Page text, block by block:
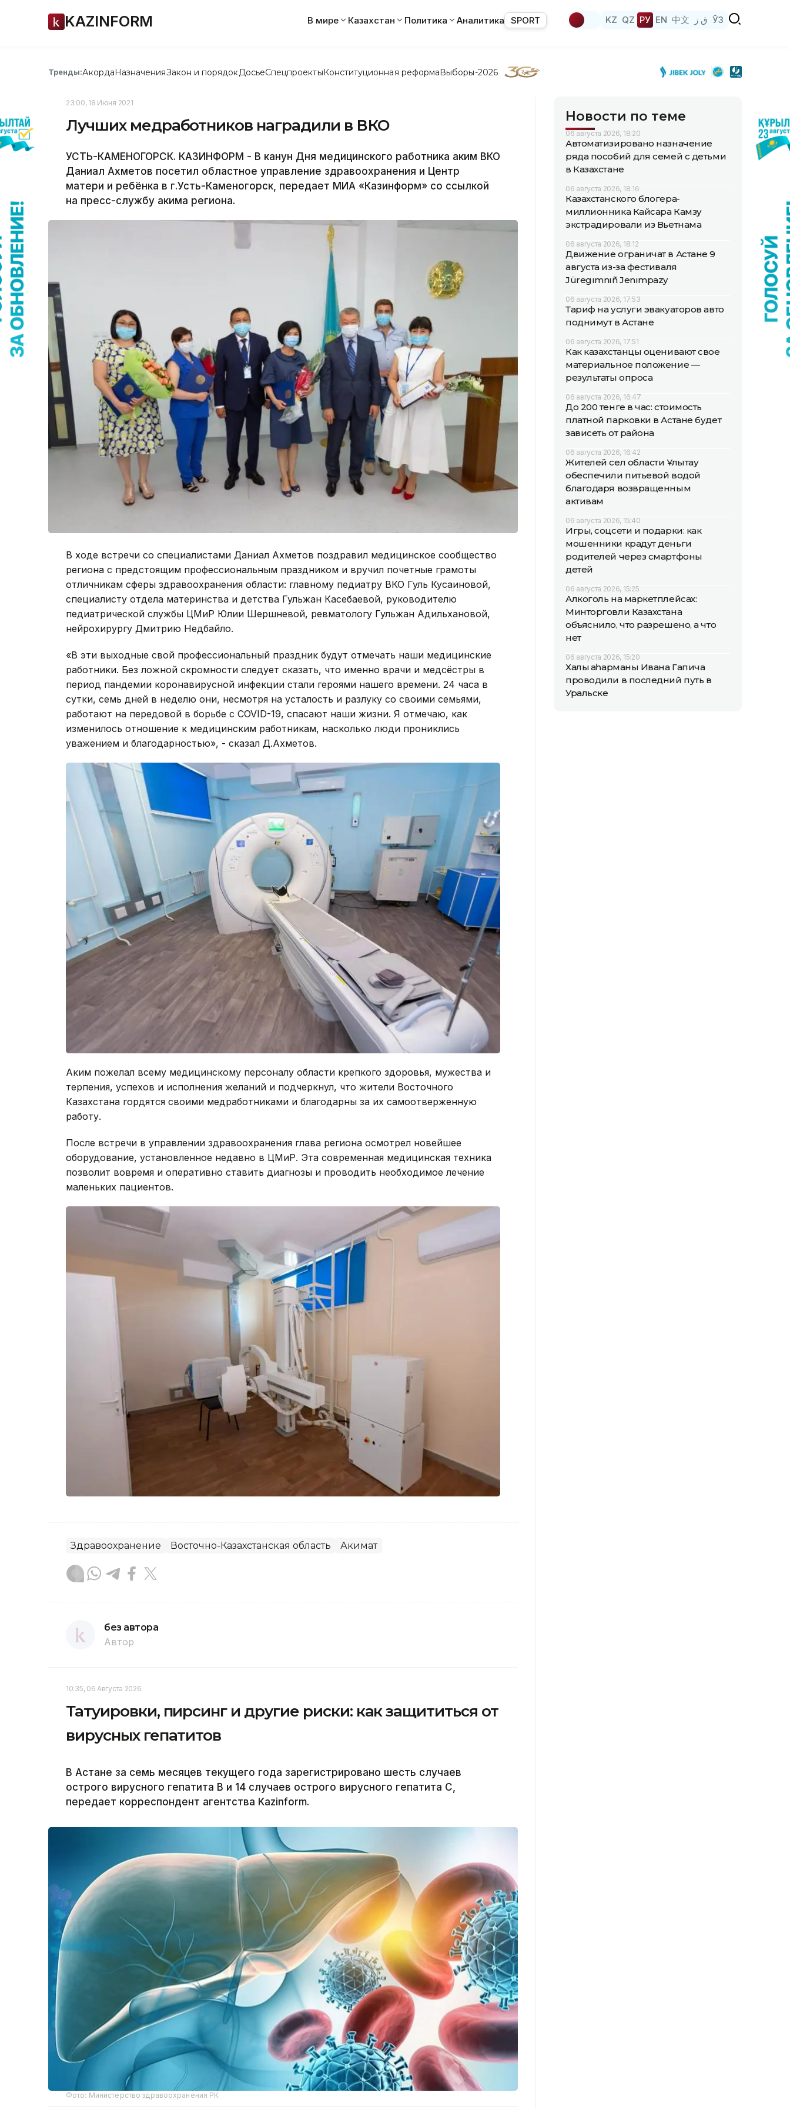
KAZINFORM В мире Казахстан Политика Аналитика SPORT KZ QZ РУ EN 中文 ق ز ЎЗ
Тренды:АкордаНазначенияЗакон и порядок ДосьеСпецпроектыКонституционная реформаВыборы-2026
23:00, 18 Июня 2021
Лучших медработников наградили в ВКО
УСТЬ-КАМЕНОГОРСК. КАЗИНФОРМ - В канун Дня медицинского работника аким ВКО
Даниал Ахметов посетил областное управление здравоохранения и Центр
матери и ребёнка в г.Усть-Каменогорск, передает МИА «Казинформ» со ссылкой
на пресс-службу акима региона.
В ходе встречи со специалистами Даниал Ахметов поздравил медицинское сообщество
региона с предстоящим профессиональным праздником и вручил почетные грамоты
отличникам сферы здравоохранения области: главному педиатру ВКО Гуль Кусаиновой,
специалисту отдела материнства и детства Гульжан Касебаевой, руководителю
педиатрической службы ЦМиР Юлии Шершневой, ревматологу Гульжан Адильхановой,
нейрохирургу Дмитрию Недбайло.
«В эти выходные свой профессиональный праздник будут отмечать наши медицинские
работники. Без ложной скромности следует сказать, что именно врачи и медсёстры в
период пандемии коронавирусной инфекции стали героями нашего времени. 24 часа в
сутки, семь дней в неделю они, несмотря на усталость и разлуку со своими семьями,
работают на передовой в борьбе с COVID-19, спасают наши жизни. Я отмечаю, как
изменилось отношение к медицинским работникам, насколько люди прониклись
уважением и благодарностью», - сказал Д.Ахметов.
Аким пожелал всему медицинскому персоналу области крепкого здоровья, мужества и
терпения, успехов и исполнения желаний и подчеркнул, что жители Восточного
Казахстана гордятся своими медработниками и благодарны за их самоотверженную
работу.
После встречи в управлении здравоохранения глава региона осмотрел новейшее
оборудование, установленное недавно в ЦМиР. Эта современная медицинская техника
позволит вовремя и оперативно ставить диагнозы и проводить необходимое лечение
маленьких пациентов.
Здравоохранение Восточно-Казахстанская область Акимат
без автора
Автор
10:35, 06 Августа 2026
Татуировки, пирсинг и другие риски: как защититься от
вирусных гепатитов
В Астане за семь месяцев текущего года зарегистрировано шесть случаев
острого вирусного гепатита В и 14 случаев острого вирусного гепатита С,
передает корреспондент агентства Kazinform.
Фото: Министерство здравоохранения РК
Новости по теме
06 августа 2026, 18:20
Автоматизировано назначение
ряда пособий для семей с детьми
в Казахстане
06 августа 2026, 18:16
Казахстанского блогера-
миллионника Кайсара Камзу
экстрадировали из Вьетнама
06 августа 2026, 18:12
Движение ограничат в Астане 9
августа из-за фестиваля
Jüregımnıñ Jenımpazy
06 августа 2026, 17:53
Тариф на услуги эвакуаторов авто
поднимут в Астане
06 августа 2026, 17:51
Как казахстанцы оценивают свое
материальное положение —
результаты опроса
06 августа 2026, 16:47
До 200 тенге в час: стоимость
платной парковки в Астане будет
зависеть от района
06 августа 2026, 16:42
Жителей сел области Ұлытау
обеспечили питьевой водой
благодаря возвращенным
активам
06 августа 2026, 15:40
Игры, соцсети и подарки: как
мошенники крадут деньги
родителей через смартфоны
детей
06 августа 2026, 15:25
Алкоголь на маркетплейсах:
Минторговли Казахстана
объяснило, что разрешено, а что
нет
06 августа 2026, 15:20
Халық қаһарманы Ивана Гапича
проводили в последний путь в
Уральске